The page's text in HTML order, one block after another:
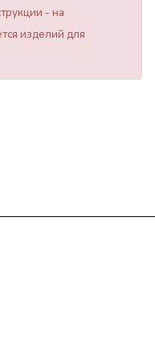
- на
изделий для